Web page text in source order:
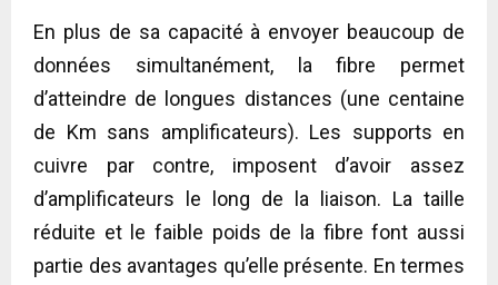
En plus de sa capacité à envoyer beaucoup de
données simultanément, la fibre permet
d’atteindre de longues distances (une centaine
de Km sans amplificateurs). Les supports en
cuivre par contre, imposent d’avoir assez
d’amplificateurs le long de la liaison. La taille
réduite et le faible poids de la fibre font aussi
partie des avantages qu’elle présente. En termes